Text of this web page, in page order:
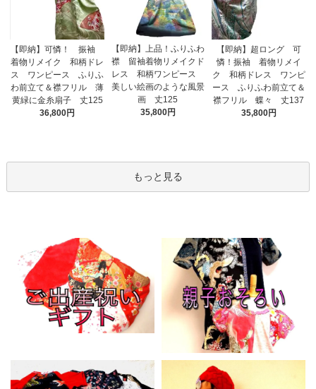
【即納】可憐！ 振袖
着物リメイク 和柄ドレ
ス ワンピース ふりふ
わ前立て＆襟フリル 薄
黄緑に金糸扇子 丈125
36,800円
【即納】上品！ふりふわ
襟 留袖着物リメイクド
レス 和柄ワンピース
美しい絵画のような風景
画 丈125
35,800円
【即納】超ロング 可
憐！振袖 着物リメイ
ク 和柄ドレス ワンピ
ース ふりふわ前立て＆
襟フリル 蝶々 丈137
35,800円
もっと見る